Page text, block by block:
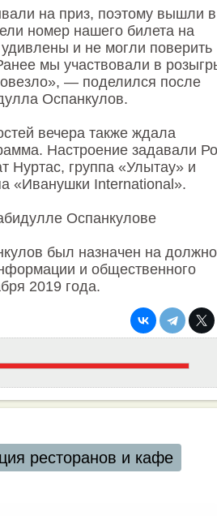
на приз, поэтому вышли в
номер нашего билета на
и не могли поверить
мы участвовали в
— поделился после
Оспанкулов.
вечера также ждала
Настроение задавали
Нуртас, группа «Улытау» и
«Иванушки International».
Оспанкулове
был назначен на
и общественного
2019 года.
ресторанов и кафе